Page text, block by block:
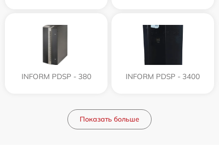
INFORM PDSP - 380 INFORM PDSP - 3400
Показать больше